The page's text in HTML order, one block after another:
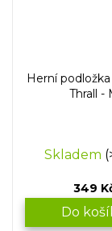
Herní
Thrall -
Skladem
349
Do